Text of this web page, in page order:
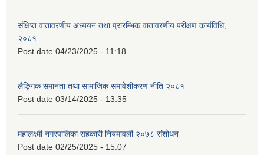
संक्षिप्त वातावरणीय अध्ययन तथा प्रारम्भिक वातावरणीय परीक्षण कार्यविधि,
२०८१
Post date 04/23/2025 - 11:18
लैङ्गिक समानता तथा सामाजिक समावेशीकरण नीति २०८१
Post date 03/14/2025 - 13:35
महालक्ष्मी नगरपालिका सहकारी नियमावली २०७८ संशोधन
Post date 02/25/2025 - 15:07